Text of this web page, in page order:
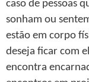
caso de pessoas
sonham ou
estão em corpo
deseja ficar com
encontra